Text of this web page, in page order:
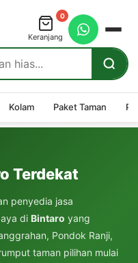
0
Keranjang
Kolam Paket Taman
Terdekat
penyedia jasa
di Bintaro yang
Pondok Ranji,
taman pilihan mulai